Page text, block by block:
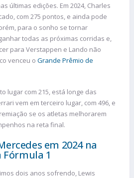
últimas edições. Em 2024, Charles
com 275 pontos, e ainda pode
para o sonho se tornar
todas as próximas corridas e,
para Verstappen e Lando não
venceu o Grande Prêmio de
lugar com 215, está longe das
vem em terceiro lugar, com 496, e
se os atletas melhorarem
na reta final.
em 2024 na
1
dois anos sofrendo, Lewis